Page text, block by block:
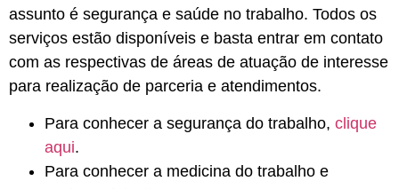
assunto é segurança e saúde no trabalho. Todos os
serviços estão disponíveis e basta entrar em contato
com as respectivas de áreas de atuação de interesse
para realização de parceria e atendimentos.
Para conhecer a segurança do trabalho, clique
aqui.
Para conhecer a medicina do trabalho e